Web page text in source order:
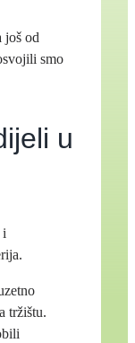
još od
smo
u
i
tržištu.